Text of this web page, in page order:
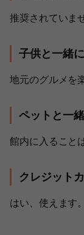
推奨されていま
子供と一緒
地元のグルメを
ペットと一
館内に入ること
クレジット
はい、使えます。